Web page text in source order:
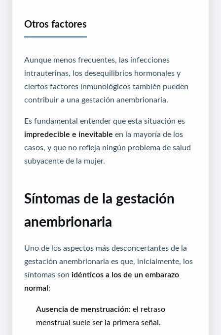
Otros factores
Aunque menos frecuentes, las infecciones
intrauterinas, los desequilibrios hormonales y
ciertos factores inmunológicos también pueden
contribuir a una gestación anembrionaria.
Es fundamental entender que esta situación es
impredecible e inevitable en la mayoría de los
casos, y que no refleja ningún problema de salud
subyacente de la mujer.
Síntomas de la gestación
anembrionaria
Uno de los aspectos más desconcertantes de la
gestación anembrionaria es que, inicialmente, los
síntomas son idénticos a los de un embarazo
normal:
Ausencia de menstruación: el retraso
menstrual suele ser la primera señal.